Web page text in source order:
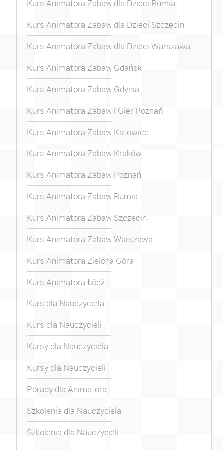
Kurs Animatora Zabaw dla Dzieci Rumia
Kurs Animatora Zabaw dla Dzieci Szczecin
Kurs Animatora Zabaw dla Dzieci Warszawa
Kurs Animatora Zabaw Gdańsk
Kurs Animatora Zabaw Gdynia
Kurs Animatora Zabaw i Gier Poznań
Kurs Animatora Zabaw Katowice
Kurs Animatora Zabaw Kraków
Kurs Animatora Zabaw Poznań
Kurs Animatora Zabaw Rumia
Kurs Animatora Zabaw Szczecin
Kurs Animatora Zabaw Warszawa
Kurs Animatora Zielona Góra
Kurs Animatora Łódź
Kurs dla Nauczyciela
Kurs dla Nauczycieli
Kursy dla Nauczyciela
Kursy dla Nauczycieli
Porady dla Animatora
Szkolenia dla Nauczyciela
Szkolenia dla Nauczycieli